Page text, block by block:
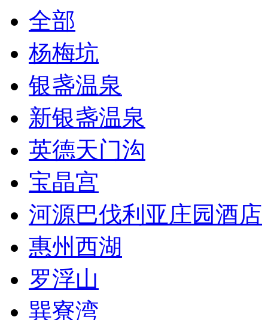
全部
杨梅坑
银盏温泉
新银盏温泉
英德天门沟
宝晶宫
河源巴伐利亚庄园酒店
惠州西湖
罗浮山
巽寮湾